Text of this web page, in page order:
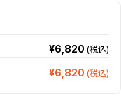
¥6,820 (税込)
¥6,820 (税込)